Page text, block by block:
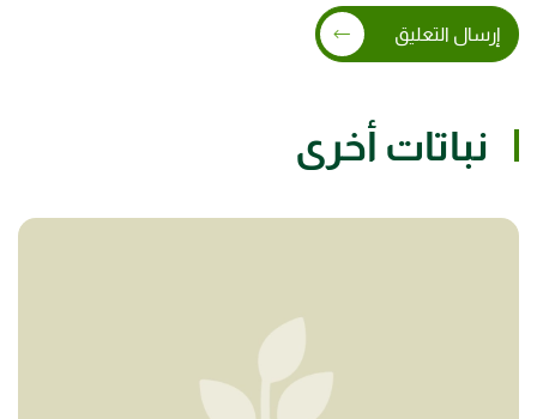
إرسال التعليق
نباتات أخرى